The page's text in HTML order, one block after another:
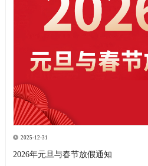
2025-12-31
2026年元旦与春节放假通知